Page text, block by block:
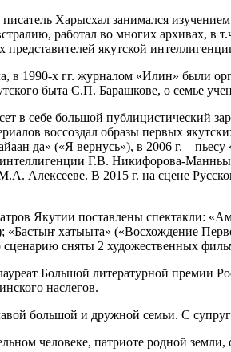
писатель Харысхал занимался
работал во многих архивах, в
якутской
в 1990-х гг. журналом «Илин» были
быта С.П. Барашкове, о семье
в себе большой публицистический
воссоздал образы первых
да» («Я вернусь»), в 2006 г. –
интеллигенции Г.В. Никифорова-
Алексееве. В 2015 г. на сцене
Якутии поставлены спектакли:
«Бастыҥ хатыыта» («Восхождение
сняты 2 художественных
Большой литературной премии
наслегов.
большой и дружной семьи. С
человеке, патриоте родной